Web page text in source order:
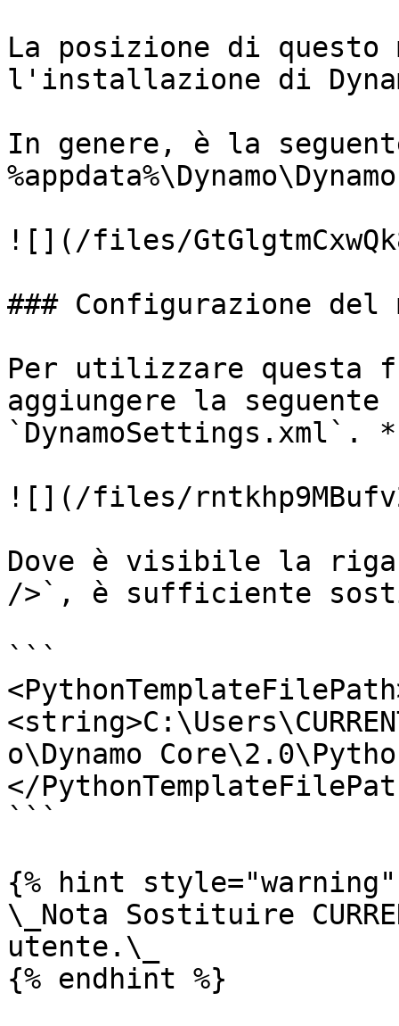
La posizione di questo
l'installazione di
In genere, è la
![](/files/
### Configurazione del
Per utilizzare questa
aggiungere la
![](/files/
Dove è visibile la riga
/>`, è sufficiente
```
o\Dynamo
</
```
{% hint style="warning"
\_Nota Sostituire
utente.\_
{% endhint %}